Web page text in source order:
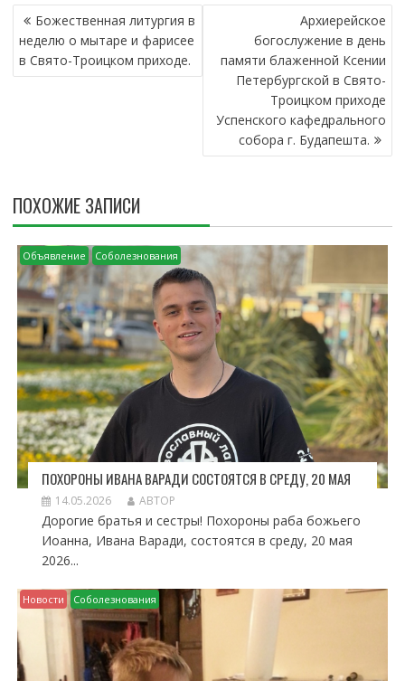
Н
А
В
И
П
О
З
А
П
И
С
Я
М
Божественная литургия в
неделю о мытаре и фарисее
в Свято-Троицком приходе.
Архиерейское
богослужение в день
памяти блаженной Ксении
Петербургской в Свято-
Троицком приходе
Успенского кафедрального
собора г. Будапешта.
ПОХОЖИЕ ЗАПИСИ
Объявление Соболезнования
ПОХОРОНЫ ИВАНА ВАРАДИ СОСТОЯТСЯ В СРЕДУ, 20 МАЯ
14.05.2026 АВТОР
Дорогие братья и сестры! Похороны раба божьего
Иоанна, Ивана Варади, состоятся в среду, 20 мая
2026...
Новости Соболезнования